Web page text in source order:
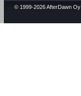
© 1999-2026 AfterDawn Oy